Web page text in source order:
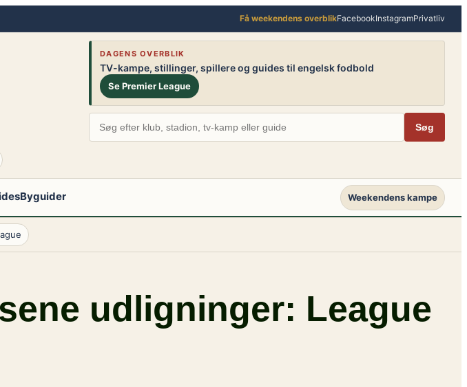
Få weekendens overblikFacebookInstagramPrivatliv
DAGENS OVERBLIK
TV-kampe, stillinger, spillere og guides til engelsk fodbold
Se Premier League
Søg
Byguider Weekendens kampe
udligninger: League